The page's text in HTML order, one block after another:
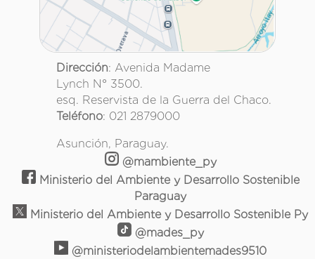
Dirección: Avenida Madame
Lynch N° 3500.
esq. Reservista de la Guerra del Chaco.
Teléfono: 021 2879000
Asunción, Paraguay.
@mambiente_py
Ministerio del Ambiente y Desarrollo Sostenible
Paraguay
Ministerio del Ambiente y Desarrollo Sostenible Py
@mades_py
@ministeriodelambientemades9510